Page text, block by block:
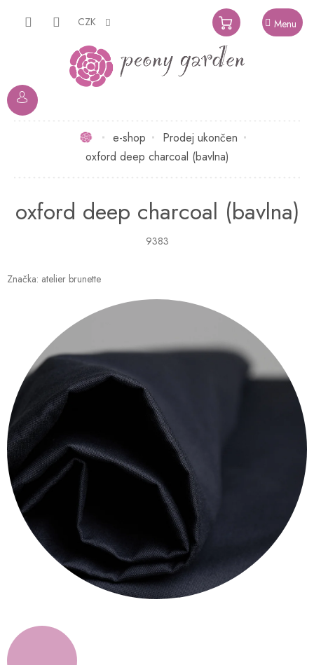
CZK
NÁKUPNÍ
KOŠÍK
Domůe-shop
Prodej ukončen
oxford deep charcoal (bavlna)
oxford deep charcoal (bavlna)
9383
Značka: atelier brunette